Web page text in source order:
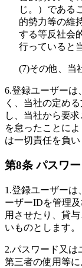
じ。）である
的勢力等の維
する等反社会
行っていると
(7)その他、当
6.登録ユーザーは
く、当社の定め
し、当社から要
を怠ったことに
は一切責任を負い
第8条 パスワ
1.登録ユーザーは
ーザーIDを管理
用させたり、貸
いものとします。
2.パスワード又は
第三者の使用等